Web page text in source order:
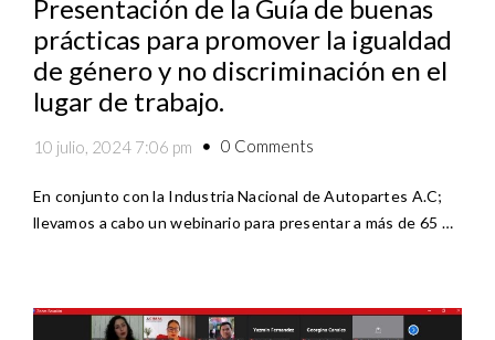
Presentación de la Guía de buenas
prácticas para promover la igualdad
de género y no discriminación en el
lugar de trabajo.
10 julio, 2024 7:06 pm 0 Comments
En conjunto con la Industria Nacional de Autopartes A.C;
llevamos a cabo un webinario para presentar a más de 65 …